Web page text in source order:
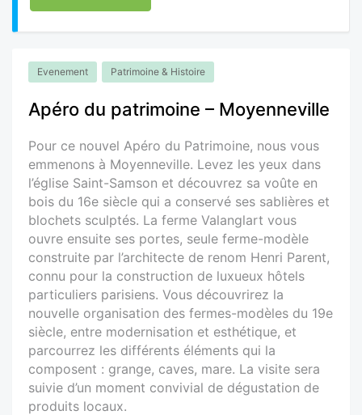
Evenement Patrimoine & Histoire
Apéro du patrimoine – Moyenneville
Pour ce nouvel Apéro du Patrimoine, nous vous
emmenons à Moyenneville. Levez les yeux dans
l’église Saint-Samson et découvrez sa voûte en
bois du 16e siècle qui a conservé ses sablières et
blochets sculptés. La ferme Valanglart vous
ouvre ensuite ses portes, seule ferme-modèle
construite par l’architecte de renom Henri Parent,
connu pour la construction de luxueux hôtels
particuliers parisiens. Vous découvrirez la
nouvelle organisation des fermes-modèles du 19e
siècle, entre modernisation et esthétique, et
parcourrez les différents éléments qui la
composent : grange, caves, mare. La visite sera
suivie d’un moment convivial de dégustation de
produits locaux.